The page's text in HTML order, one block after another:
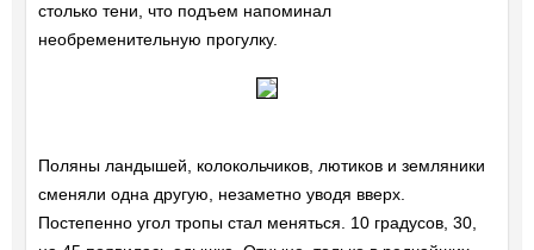
столько тени, что подъем напоминал
необременительную прогулку.
Поляны ландышей, колокольчиков, лютиков и земляники
сменяли одна другую, незаметно уводя вверх.
Постепенно угол тропы стал меняться. 10 градусов, 30,